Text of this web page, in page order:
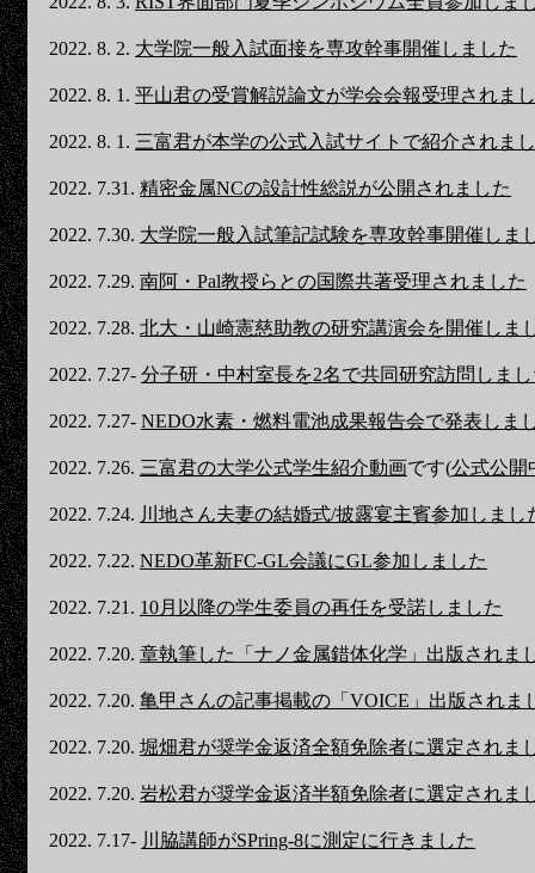
2022. 8. 2. 大学院一般入試面接を専攻幹事開催しました
2022. 8. 1. 平山君の受賞解説論文が学会会報受理されま
2022. 8. 1. 三富君が本学の公式入試サイトで紹介されま
2022. 7.31. 精密金属NCの設計性総説が公開されました
2022. 7.30. 大学院一般入試筆記試験を専攻幹事開催しま
2022. 7.29. 南阿・Pal教授らとの国際共著受理されました
2022. 7.28. 北大・山崎憲慈助教の研究講演会を開催しま
2022. 7.27- 分子研・中村室長を2名で共同研究訪問しま
2022. 7.27- NEDO水素・燃料電池成果報告会で発表しま
2022. 7.26. 三富君の大学公式学生紹介動画です(公式公開
2022. 7.24. 川地さん夫妻の結婚式/披露宴主賓参加しまし
2022. 7.22. NEDO革新FC-GL会議にGL参加しました
2022. 7.21. 10月以降の学生委員の再任を受諾しました
2022. 7.20. 章執筆した「ナノ金属錯体化学」出版されま
2022. 7.20. 亀甲さんの記事掲載の「VOICE」出版されま
2022. 7.20. 堀畑君が奨学金返済全額免除者に選定されま
2022. 7.20. 岩松君が奨学金返済半額免除者に選定されま
2022. 7.17- 川脇講師がSPring-8に測定に行きました